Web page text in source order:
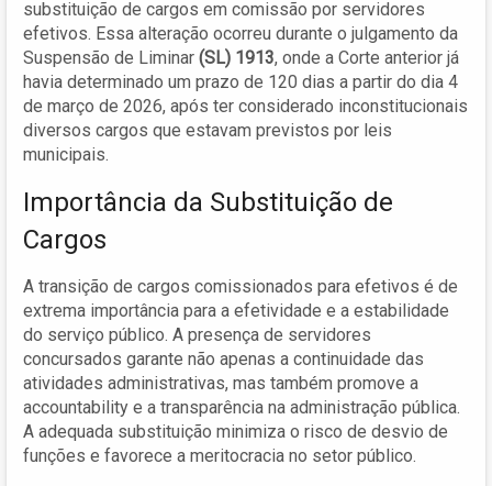
substituição de cargos em comissão por servidores
efetivos. Essa alteração ocorreu durante o julgamento da
Suspensão de Liminar (SL) 1913, onde a Corte anterior já
havia determinado um prazo de 120 dias a partir do dia 4
de março de 2026, após ter considerado inconstitucionais
diversos cargos que estavam previstos por leis
municipais.
Importância da Substituição de
Cargos
A transição de cargos comissionados para efetivos é de
extrema importância para a efetividade e a estabilidade
do serviço público. A presença de servidores
concursados garante não apenas a continuidade das
atividades administrativas, mas também promove a
accountability e a transparência na administração pública.
A adequada substituição minimiza o risco de desvio de
funções e favorece a meritocracia no setor público.